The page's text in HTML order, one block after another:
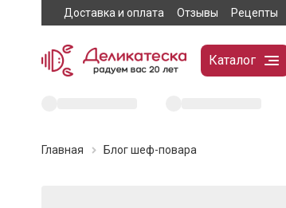
Доставка и оплата Отзывы Рецепты
Каталог
Главная Блог шеф-повара